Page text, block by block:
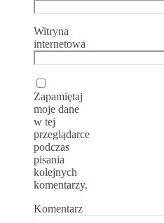
Witryna
internetowa
Zapamiętaj
moje dane
w tej
przeglądarce
podczas
pisania
kolejnych
komentarzy.
Komentarz